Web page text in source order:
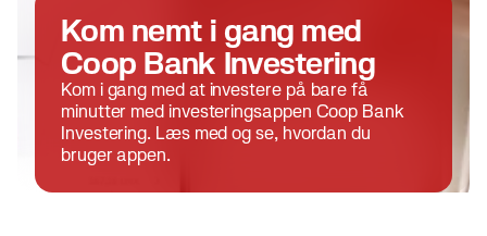
Kom nemt i gang med
Coop Bank Investering
Kom i gang med at investere på bare få
minutter med investeringsappen Coop Bank
Investering. Læs med og se, hvordan du
bruger appen.